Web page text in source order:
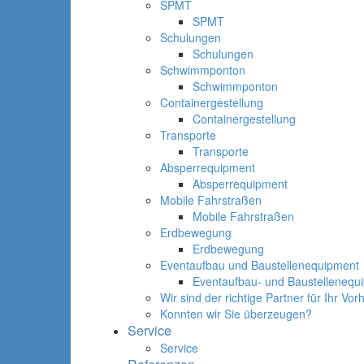
SPMT
SPMT
Schulungen
Schulungen
Schwimmponton
Schwimmponton
Containergestellung
Containergestellung
Transporte
Transporte
Absperrequipment
Absperrequipment
Mobile Fahrstraßen
Mobile Fahrstraßen
Erdbewegung
Erdbewegung
Eventaufbau und Baustellenequipment
Eventaufbau- und
Wir sind der richtige Partner für Ihr
Konnten wir Sie überzeugen?
Service
Service